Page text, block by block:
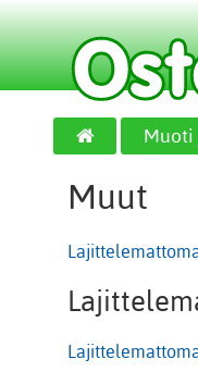
Muoti
Muut